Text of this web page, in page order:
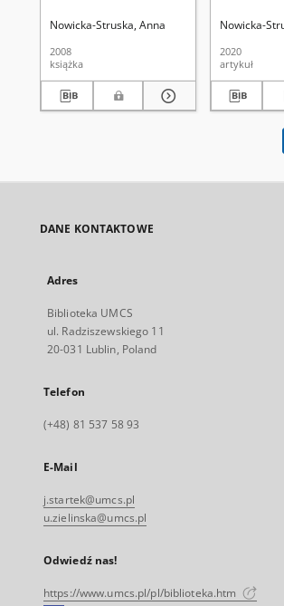
Nowicka-Struska, Anna
2008
książka
Carmelite
woman's
from 1638
Nowicka-
2020
artykuł
DANE KONTAKTOWE
Adres
Biblioteka UMCS
ul. Radziszewskiego 11
20-031 Lublin, Poland
Telefon
(+48) 81 537 58 93
E-Mail
j.startek@umcs.pl
u.zielinska@umcs.pl
Odwiedź nas!
https://www.umcs.pl/pl/biblioteka.htm